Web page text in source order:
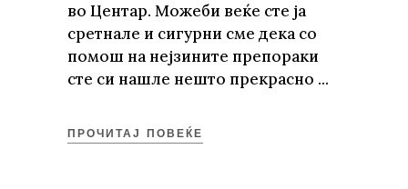
во Центар. Можеби веќе сте ја
сретнале и сигурни сме дека со
помош на нејзините препораки
сте си нашле нешто прекрасно
ПРОЧИТАЈ ПОВЕЌЕ